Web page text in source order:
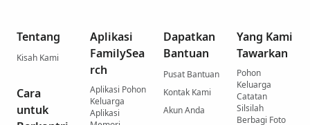
Tentang
Kisah Kami
Cara
untuk
Aplikasi
FamilySea
rch
Aplikasi Pohon
Keluarga
Aplikasi
Dapatkan
Bantuan
Pusat Bantuan
Kontak Kami
Akun Anda
Yang Kami
Tawarkan
Pohon
Keluarga
Catatan
Silsilah
Berbagi Foto